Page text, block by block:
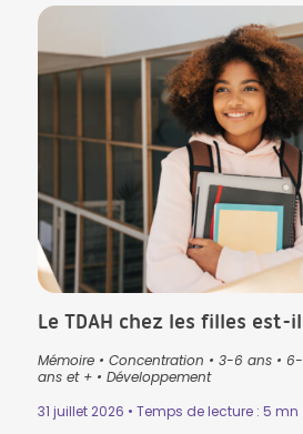
Le TDAH chez les filles
Mémoire• Concentration • 3-6 ans•
ans et +• Développement
31 juillet 2026 • Temps de lecture : 5 mn